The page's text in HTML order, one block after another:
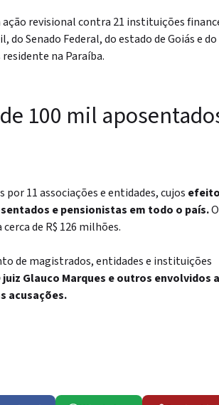
revisional contra 21 instituições
Senado Federal, do estado de Goiás e do
na Paraíba.
100 mil
11 associações e entidades, cujos
e pensionistas em todo o país.O
de R$ 126 milhões.
de magistrados, entidades e instituições
juiz Glauco Marques e outros envolvidos
acusações.